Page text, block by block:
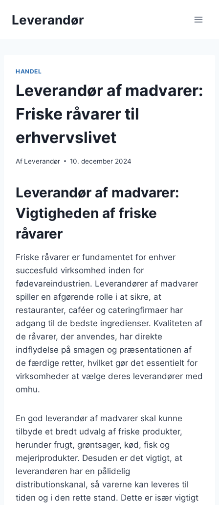
Leverandør
HANDEL
Leverandør af madvarer:
Friske råvarer til
erhvervslivet
Af Leverandør 10. december 2024
Leverandør af madvarer:
Vigtigheden af friske
råvarer
Friske råvarer er fundamentet for enhver
succesfuld virksomhed inden for
fødevareindustrien. Leverandører af madvarer
spiller en afgørende rolle i at sikre, at
restauranter, caféer og cateringfirmaer har
adgang til de bedste ingredienser. Kvaliteten af
de råvarer, der anvendes, har direkte
indflydelse på smagen og præsentationen af
de færdige retter, hvilket gør det essentielt for
virksomheder at vælge deres leverandører med
omhu.
En god leverandør af madvarer skal kunne
tilbyde et bredt udvalg af friske produkter,
herunder frugt, grøntsager, kød, fisk og
mejeriprodukter. Desuden er det vigtigt, at
leverandøren har en pålidelig
distributionskanal, så varerne kan leveres til
tiden og i den rette stand. Dette er især vigtigt